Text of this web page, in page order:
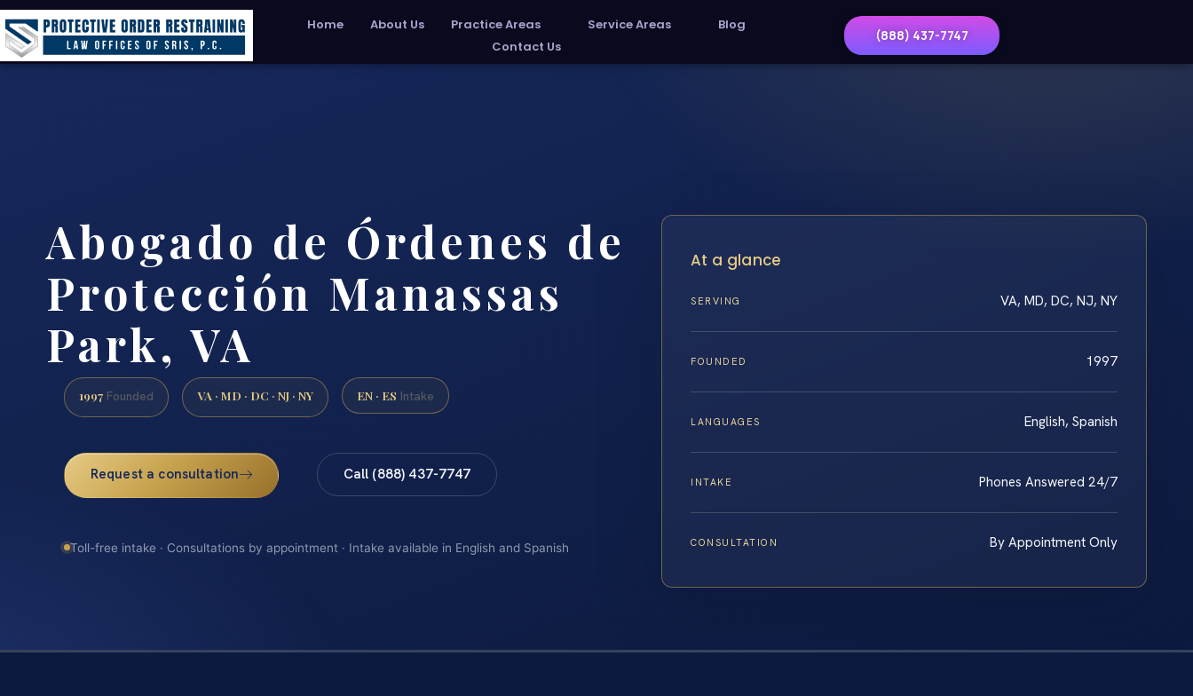
Home About Us Practice Areas Service Areas
Blog
Contact Us
(888) 437-7747
Abogado de Órdenes de
Protección Manassas
Park, VA
1997 Founded VA · MD · DC · NJ · NY EN · ES Intake
Request a consultation Call (888) 437-7747
Toll-free intake · Consultations by appointment · Intake available in English and Spanish
At a glance
SERVING VA, MD, DC, NJ, NY
FOUNDED 1997
LANGUAGES English, Spanish
INTAKE Phones Answered 24/7
CONSULTATION By Appointment Only